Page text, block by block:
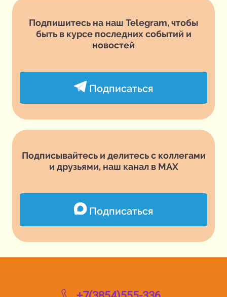
Подпишитесь на наш Telegram, чтобы
быть в курсе последних событий и
новостей
Подписаться
Подписывайтесь и делитесь с коллегами
и друзьями, наш канал в MAX
Подписаться